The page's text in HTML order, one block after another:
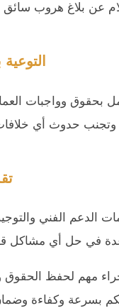
وواجبات العمالة
الدعم الفني
مهم لحفظ الحقوق
بسرعة وكفاءة